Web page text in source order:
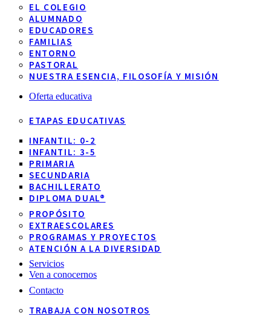
EL COLEGIO
ALUMNADO
EDUCADORES
FAMILIAS
ENTORNO
PASTORAL
NUESTRA ESENCIA, FILOSOFÍA Y MISIÓN
Oferta educativa
ETAPAS EDUCATIVAS
INFANTIL: 0-2
INFANTIL: 3-5
PRIMARIA
SECUNDARIA
BACHILLERATO
DIPLOMA DUAL®
PROPÓSITO
EXTRAESCOLARES
PROGRAMAS Y PROYECTOS
ATENCIÓN A LA DIVERSIDAD
Servicios
Ven a conocernos
Contacto
TRABAJA CON NOSOTROS